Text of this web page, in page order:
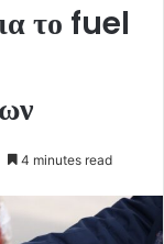
το fuel
4 minutes read